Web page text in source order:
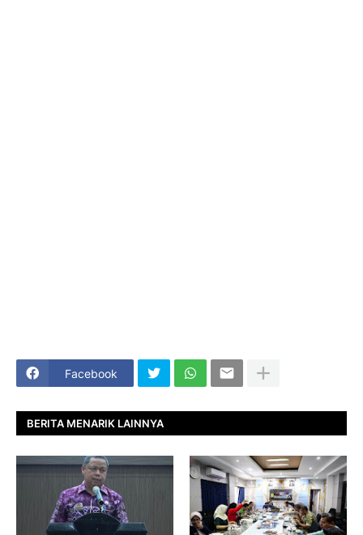
Facebook
BERITA MENARIK LAINNYA